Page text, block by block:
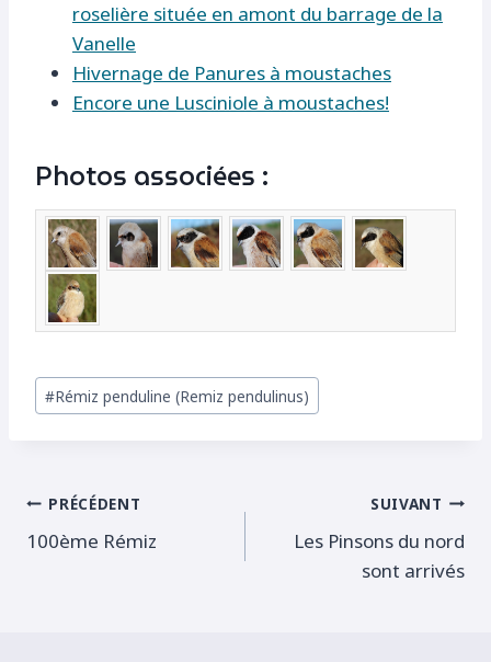
roselière située en amont du barrage de la
Vanelle
Hivernage de Panures à moustaches
Encore une Lusciniole à moustaches!
Photos associées :
Étiquettes
de
#Rémiz penduline (Remiz pendulinus)
Navigation
de
PRÉCÉDENT
100ème Rémiz
SUIVANT
Les Pinsons du nord
sont arrivés